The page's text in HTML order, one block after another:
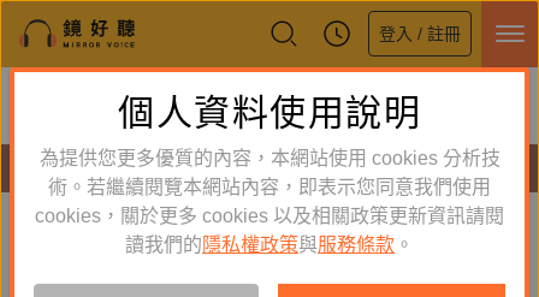
登入 / 註冊
鏡好聽全新APP上線
體驗全面升級，即刻下載
有聲書
新到舊 舊到新
有聲書
個人資料使用說明
為提供您更多優質的內容，本網站使用 cookies 分析技
術。若繼續閱覽本網站內容，即表示您同意我們使用
cookies，關於更多 cookies 以及相關政策更新資訊請閱
讀我們的 隱私權政策與服務條款 。